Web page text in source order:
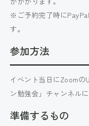
※ご予約完了時に
す。
参加方法
イベント当日にZoomの
ン勉強会」チャンネル
準備するもの